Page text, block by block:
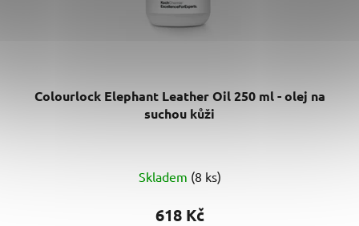
Colourlock Elephant Leather Oil 250 ml - olej na
suchou kůži
Skladem (8 ks)
618 Kč